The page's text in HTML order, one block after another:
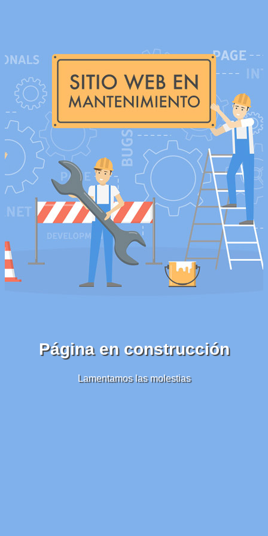
Página en construcción
Lamentamos las molestias